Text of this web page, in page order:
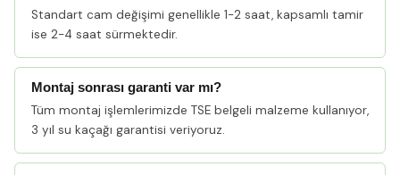
Standart cam değişimi genellikle 1-2 saat, kapsamlı tamir
ise 2-4 saat sürmektedir.
Montaj sonrası garanti var mı?
Tüm montaj işlemlerimizde TSE belgeli malzeme kullanıyor,
3 yıl su kaçağı garantisi veriyoruz.